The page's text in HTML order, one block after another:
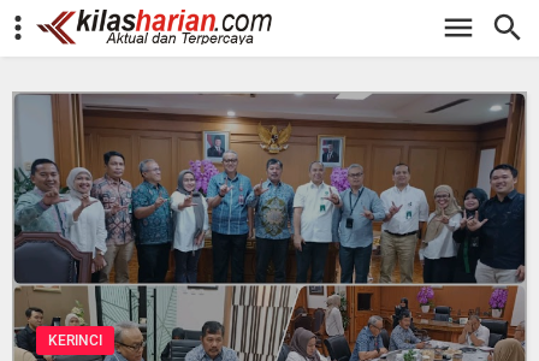
-->
KERINCI